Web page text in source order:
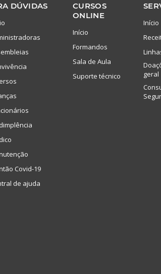
DÚVIDAS
Covid-19
de ajuda
CURSOS
ONLINE
Início
Formandos
Sala de Aula
Suporte técnico
Início
geral